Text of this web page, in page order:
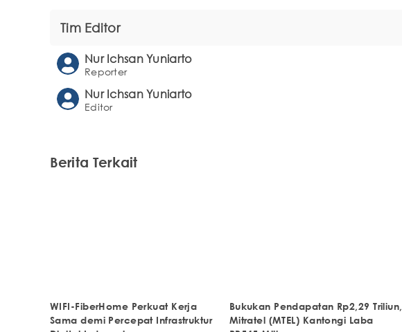
Tim Editor
Nur Ichsan Yuniarto
Reporter
Nur Ichsan Yuniarto
Editor
Berita Terkait
WIFI-FiberHome Perkuat Kerja
Sama demi Percepat Infrastruktur
Bukukan Pendapatan Rp2,29 Triliun,
Mitratel (MTEL) Kantongi Laba